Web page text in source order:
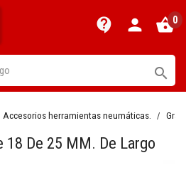
contact_support person shopping_basket0

Accesorios herramientas neumáticas.
18 De 25 MM. De Largo